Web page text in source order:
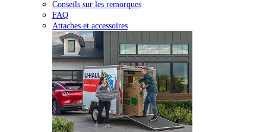
Conseils sur les remorques
FAQ
Attaches et accessoires